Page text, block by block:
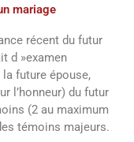
mariage
récent du futur
d »examen
future épouse,
l’honneur) du futur
(2 au maximum
témoins majeurs.